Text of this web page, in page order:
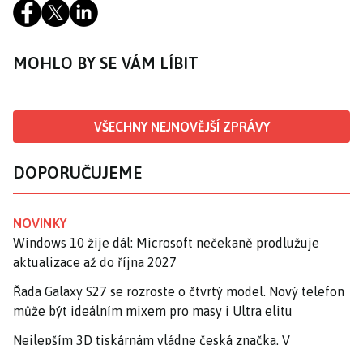
MOHLO BY SE VÁM LÍBIT
VŠECHNY NEJNOVĚJŠÍ ZPRÁVY
DOPORUČUJEME
NOVINKY
Windows 10 žije dál: Microsoft nečekaně prodlužuje
aktualizace až do října 2027
Řada Galaxy S27 se rozroste o čtvrtý model. Nový telefon
může být ideálním mixem pro masy i Ultra elitu
Nejlepším 3D tiskárnám vládne česká značka. V